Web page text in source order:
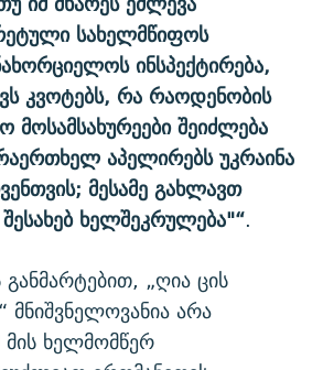
სახელმწიფოს
ინსპექტირება,
კვოტებს, რა რაოდენობის
მოსამსახურეები შეიძლება
აპელირებს უკრაინა
მესამე გახლავთ
ხელშეკრულება"“.
„ღია ცის
მნიშვნელოვანია არა
ხელმომწერ